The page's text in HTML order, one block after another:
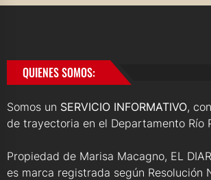
QUIENES SOMOS:
Somos un SERVICIO INFORMATIVO,
de trayectoria en el Departamento Río
Propiedad de Marisa Macagno, EL
es marca registrada según Resolución